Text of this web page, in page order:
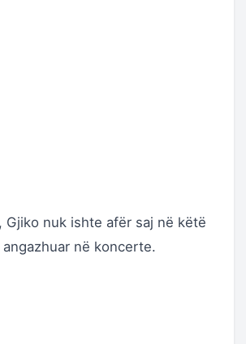
Gjiko nuk ishte afër saj në këtë
në koncerte.